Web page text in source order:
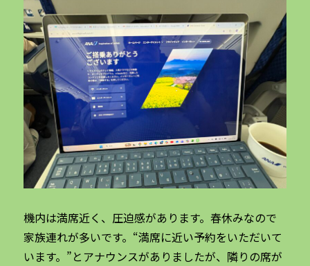
機内は満席近く、圧迫感があります。春休みなので
家族連れが多いです。“満席に近い予約をいただいて
います。”とアナウンスがありましたが、隣りの席が